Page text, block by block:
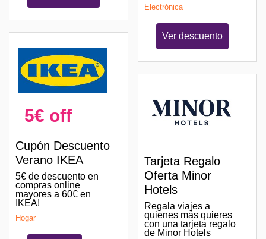
5€ off
Cupón Descuento
Verano IKEA
5€ de descuento en
compras online
mayores a 60€ en
IKEA!
Hogar
Electrónica
Ver descuento
Tarjeta Regalo
Oferta Minor
Hotels
Regala viajes a
quienes más quieres
con una tarjeta regalo
de Minor Hotels